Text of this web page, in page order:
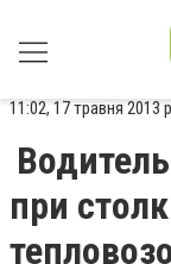
11:02, 17 травня 2013
при